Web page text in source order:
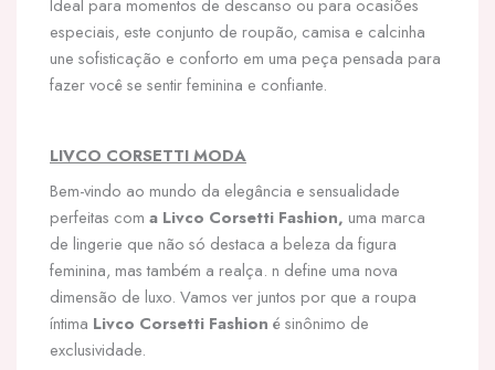
Ideal para momentos de descanso ou para ocasiões
especiais, este conjunto de roupão, camisa e calcinha
une sofisticação e conforto em uma peça pensada para
fazer você se sentir feminina e confiante.
LIVCO CORSETTI MODA
Bem-vindo ao mundo da elegância e sensualidade
perfeitas com a Livco Corsetti Fashion, uma marca
de lingerie que não só destaca a beleza da figura
feminina, mas também a realça. n define uma nova
dimensão de luxo. Vamos ver juntos por que a roupa
íntima Livco Corsetti Fashion é sinônimo de
exclusividade.